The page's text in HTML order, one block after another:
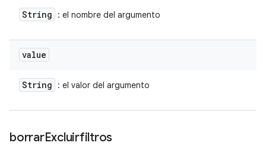
String : el nombre del argumento
value
String : el valor del argumento
borrarExcluirfiltros